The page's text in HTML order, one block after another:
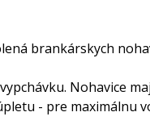
brankárskych
Nohavice
- pre maximálnu